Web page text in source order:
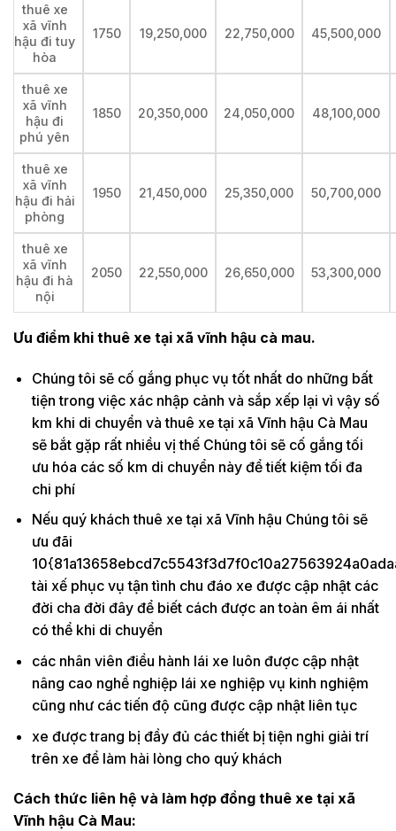
thuê xe
xã vĩnh
hậu đi tuy
hòa
1750 19,250,000 22,750,000 45,500,000
thuê xe
xã vĩnh
hậu đi
phú yên
1850 20,350,000 24,050,000 48,100,000
thuê xe
xã vĩnh
hậu đi hải
phòng
1950 21,450,000 25,350,000 50,700,000
thuê xe
xã vĩnh
hậu đi hà
nội
2050 22,550,000 26,650,000 53,300,000
Ưu điểm khi thuê xe tại xã vĩnh hậu cà mau.
Chúng tôi sẽ cố gắng phục vụ tốt nhất do những bất
tiện trong việc xác nhập cảnh và sắp xếp lại vì vậy số
km khi di chuyển và thuê xe tại xã Vĩnh hậu Cà Mau
sẽ bắt gặp rất nhiều vị thế Chúng tôi sẽ cố gắng tối
ưu hóa các số km di chuyển này để tiết kiệm tối đa
chi phí
Nếu quý khách thuê xe tại xã Vĩnh hậu Chúng tôi sẽ
ưu đãi
tài xế phục vụ tận tình chu đáo xe được cập nhật các
đời cha đời đây để biết cách được an toàn êm ái nhất
có thể khi di chuyển
các nhân viên điều hành lái xe luôn được cập nhật
nâng cao nghề nghiệp lái xe nghiệp vụ kinh nghiệm
cũng như các tiến độ cũng được cập nhật liên tục
xe được trang bị đầy đủ các thiết bị tiện nghi giải trí
trên xe để làm hài lòng cho quý khách
Cách thức liên hệ và làm hợp đồng thuê xe tại xã
Vĩnh hậu Cà Mau: